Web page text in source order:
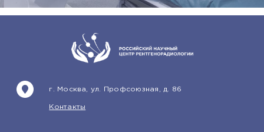
г. Москва, ул. Профсоюзная, д. 86
Контакты